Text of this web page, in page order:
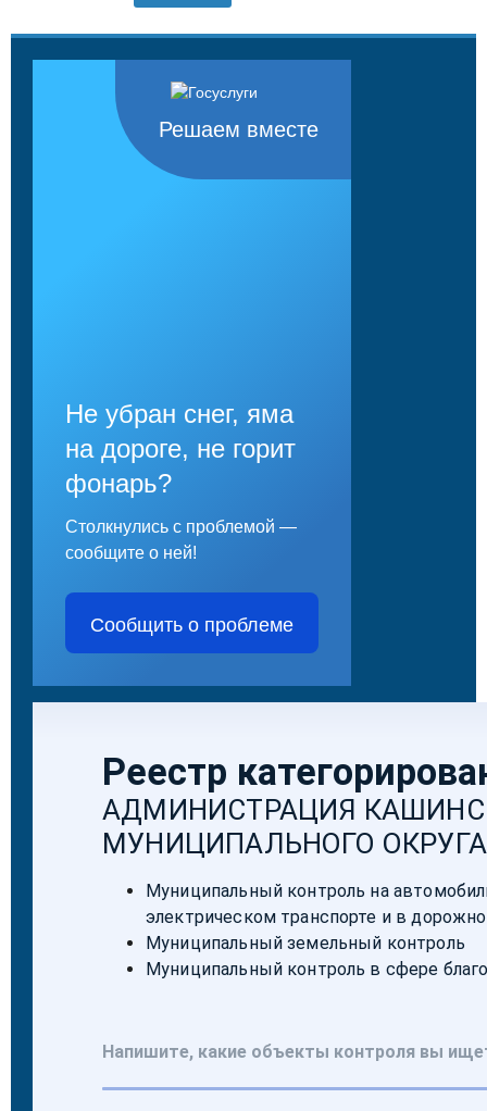
Решаем вместе
Не убран снег, яма
на дороге, не горит
фонарь?
Столкнулись с проблемой —
сообщите о ней!
Сообщить о проблеме